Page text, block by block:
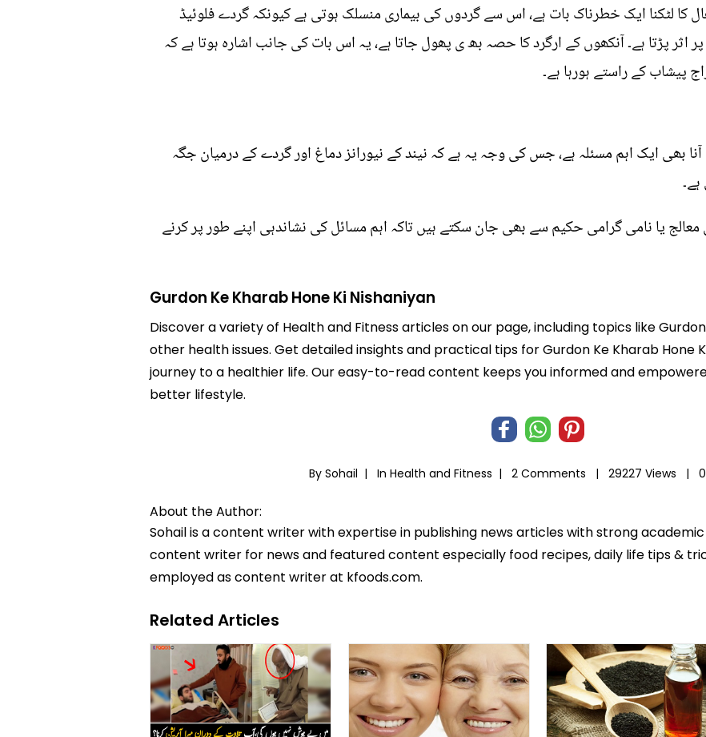
کا لٹکنا ایک خطرناک بات ہے، اس سے گردوں کی بیماری منسلک ہوتی ہے کیونکہ گردے فلوئیڈ
پڑتا ہے۔ آنکھوں کے ارگرد کا حصہ بھ ی پھول جاتا ہے، یہ اس بات کی جانب اشارہ ہوتا ہے کہ
پیشاب کے راستے ہورہا ہے۔
نیند نہ آنا بھی ایک اہم مسئلہ ہے، جس کی وجہ یہ ہے کہ نیند کے نیورانز دماغ اور گردے کے درمیان جگہ
یا نامی گرامی حکیم سے بھی جان سکتے ہیں تاکہ اہم مسائل کی نشاندہی اپنے طور پر کرنے
Gurdon Ke Kharab Hone Ki Nishaniyan
Discover a variety of Health and Fitness articles on our page, including topics like
other health issues. Get detailed insights and practical tips for Gurdon Ke Kharab Hone
journey to a healthier life. Our easy-to-read content keeps you informed and
better lifestyle.
By Sohail | In Health and Fitness | 2 Comments | 29227 Views |
About the Author:
Sohail is a content writer with expertise in publishing news articles with strong
content writer for news and featured content especially food recipes, daily life tips &
employed as content writer at kfoods.com.
Related Articles